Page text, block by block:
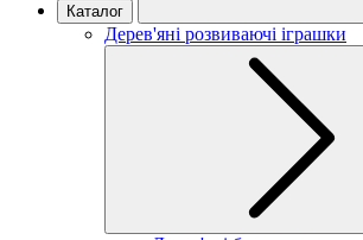
Каталог
Дерев'яні розвиваючі іграшки